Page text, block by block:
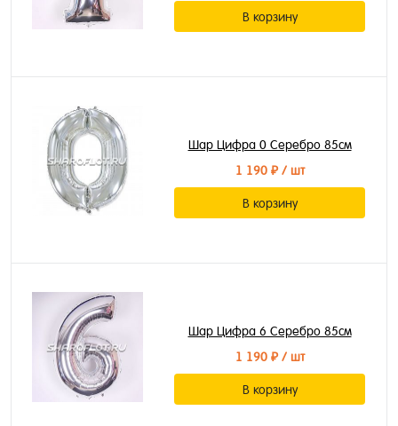
В корзину
Шар Цифра 0 Серебро 85см
1 190 ₽/ шт
В корзину
Шар Цифра 6 Серебро 85см
1 190 ₽/ шт
В корзину